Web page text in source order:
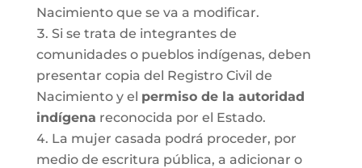
Nacimiento que se va a modificar.
Si se trata de integrantes de
comunidades o pueblos indígenas, deben
presentar copia del Registro Civil de
Nacimiento y el permiso de la autoridad
indígena reconocida por el Estado.
La mujer casada podrá proceder, por
medio de escritura pública, a adicionar o